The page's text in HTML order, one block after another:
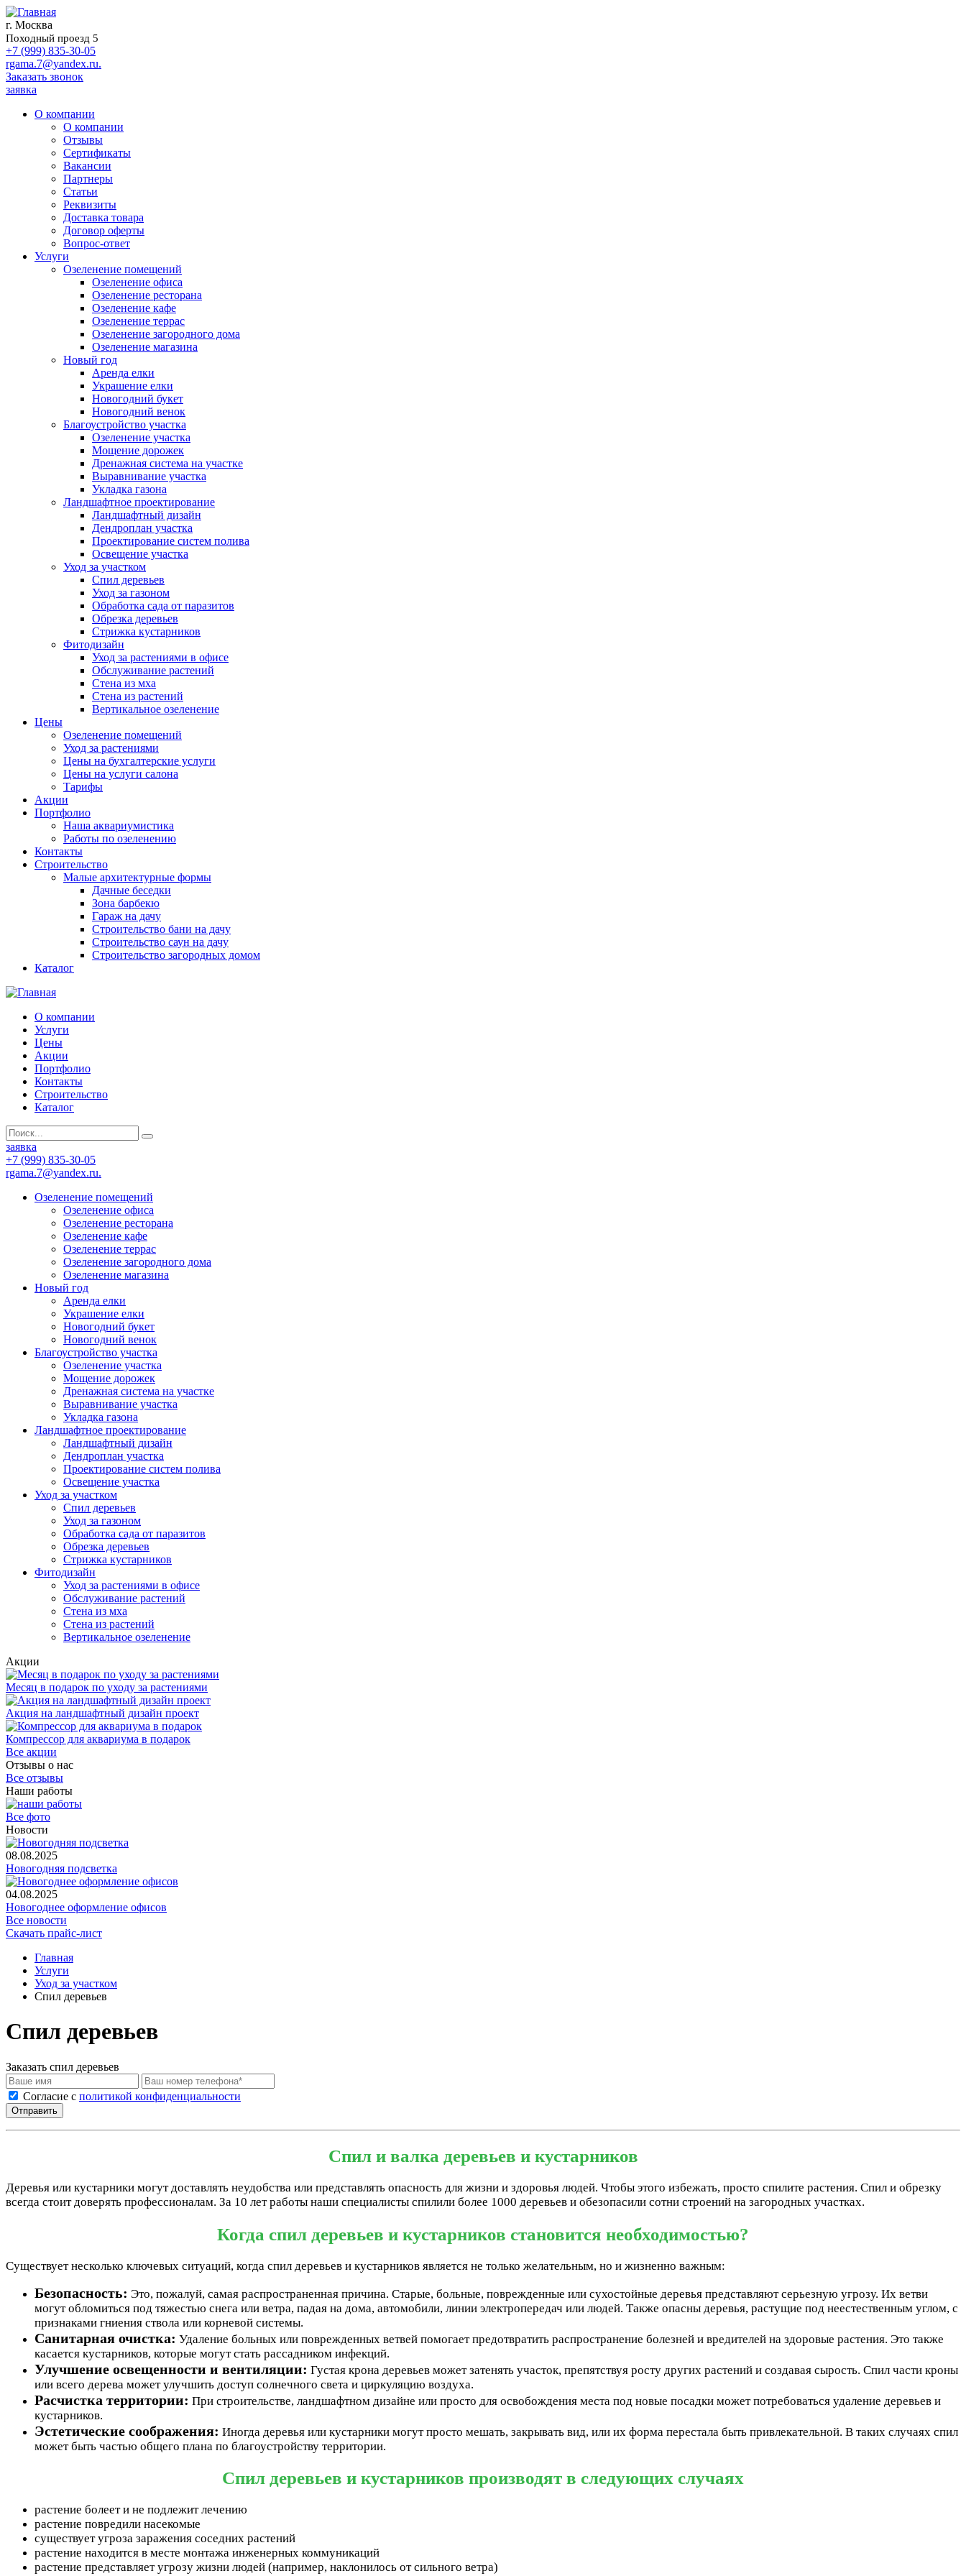
г. Москва
Походный проезд 5
+7 (999) 835-30-05
rgama.7@yandex.ru.
Заказать звонок
заявка
О компании
О компании
Отзывы
Сертификаты
Вакансии
Партнеры
Статьи
Реквизиты
Доставка товара
Договор оферты
Вопрос-ответ
Услуги
Озеленение помещений
Озеленение офиса
Озеленение ресторана
Озеленение кафе
Озеленение террас
Озеленение загородного дома
Озеленение магазина
Новый год
Аренда елки
Украшение елки
Новогодний букет
Новогодний венок
Благоустройство участка
Озеленение участка
Мощение дорожек
Дренажная система на участке
Выравнивание участка
Укладка газона
Ландшафтное проектирование
Ландшафтный дизайн
Дендроплан участка
Проектирование систем полива
Освещение участка
Уход за участком
Спил деревьев
Уход за газоном
Обработка сада от паразитов
Обрезка деревьев
Стрижка кустарников
Фитодизайн
Уход за растениями в офисе
Обслуживание растений
Стена из мха
Стена из растений
Вертикальное озеленение
Цены
Озеленение помещений
Уход за растениями
Цены на бухгалтерские услуги
Цены на услуги салона
Тарифы
Акции
Портфолио
Наша аквариумистика
Работы по озеленению
Контакты
Строительство
Малые архитектурные формы
Дачные беседки
Зона барбекю
Гараж на дачу
Строительство бани на дачу
Строительство саун на дачу
Строительство загородных домом
Каталог
О компании
Услуги
Цены
Акции
Портфолио
Контакты
Строительство
Каталог
заявка
+7 (999) 835-30-05
rgama.7@yandex.ru.
Озеленение помещений
Озеленение офиса
Озеленение ресторана
Озеленение кафе
Озеленение террас
Озеленение загородного дома
Озеленение магазина
Новый год
Аренда елки
Украшение елки
Новогодний букет
Новогодний венок
Благоустройство участка
Озеленение участка
Мощение дорожек
Дренажная система на участке
Выравнивание участка
Укладка газона
Ландшафтное проектирование
Ландшафтный дизайн
Дендроплан участка
Проектирование систем полива
Освещение участка
Уход за участком
Спил деревьев
Уход за газоном
Обработка сада от паразитов
Обрезка деревьев
Стрижка кустарников
Фитодизайн
Уход за растениями в офисе
Обслуживание растений
Стена из мха
Стена из растений
Вертикальное озеленение
Акции
Месяц в подарок по уходу за растениями
Акция на ландшафтный дизайн проект
Компрессор для аквариума в подарок
Все акции
Отзывы о нас
Все отзывы
Наши работы
Все фото
Новости
08.08.2025
Новогодняя подсветка
04.08.2025
Новогоднее оформление офисов
Все новости
Скачать прайс-лист
Главная
Услуги
Уход за участком
Спил деревьев
Спил деревьев
Заказать спил деревьев
Cогласие с политикой конфиденциальности
Отправить
Спил и валка деревьев и кустарников
Деревья или кустарники могут доставлять неудобства или представлять опасность для жизни и здоровья людей. Чтобы этого избежать, просто спилите растения. Спил и обрезку
всегда стоит доверять профессионалам. За 10 лет работы наши специалисты спилили более 1000 деревьев и обезопасили сотни строений на загородных участках.
Когда спил деревьев и кустарников становится необходимостью?
Существует несколько ключевых ситуаций, когда спил деревьев и кустарников является не только желательным, но и жизненно важным:
Безопасность: Это, пожалуй, самая распространенная причина. Старые, больные, поврежденные или сухостойные деревья представляют серьезную угрозу. Их ветви
могут обломиться под тяжестью снега или ветра, падая на дома, автомобили, линии электропередач или людей. Также опасны деревья, растущие под неестественным углом, с
признаками гниения ствола или корневой системы.
Санитарная очистка: Удаление больных или поврежденных ветвей помогает предотвратить распространение болезней и вредителей на здоровые растения. Это также
касается кустарников, которые могут стать рассадником инфекций.
Улучшение освещенности и вентиляции: Густая крона деревьев может затенять участок, препятствуя росту других растений и создавая сырость. Спил части кроны
или всего дерева может улучшить доступ солнечного света и циркуляцию воздуха.
Расчистка территории: При строительстве, ландшафтном дизайне или просто для освобождения места под новые посадки может потребоваться удаление деревьев и
кустарников.
Эстетические соображения: Иногда деревья или кустарники могут просто мешать, закрывать вид, или их форма перестала быть привлекательной. В таких случаях спил
может быть частью общего плана по благоустройству территории.
Спил деревьев и кустарников производят в следующих случаях
растение болеет и не подлежит лечению
растение повредили насекомые
существует угроза заражения соседних растений
растение находится в месте монтажа инженерных коммуникаций
растение представляет угрозу жизни людей (например, наклонилось от сильного ветра)